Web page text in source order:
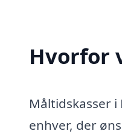
Hvorfor
Måltidskasser
enhver, der